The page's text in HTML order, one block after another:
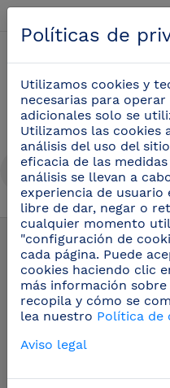
Pictogramas inox
Políticas de
Utilizamos cookies y
necesarias para
adicionales solo se
Utilizamos las cookies
análisis del uso del
eficacia de las
análisis se llevan a
experiencia de usuario
libre de dar, negar o
cualquier momento
"configuración de
cada página. Puede
cookies haciendo clic
más información
recopila y cómo se
lea nuestro Política de
Aviso legal